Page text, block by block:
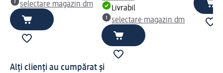
selectare magazin dm
Livrabil
selectare magazin dm
Alți clienți au cumpărat și